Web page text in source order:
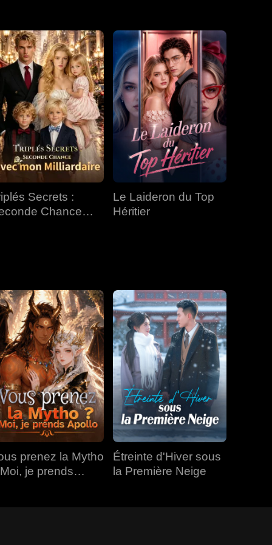
EP 34 EP 35 EP 36
EP 37 EP 38 EP 39
EP 40
Secrets :
Chance
Le Laideron du Top
Héritier
prenez la Mytho
je prends
Étreinte d'Hiver sous
la Première Neige